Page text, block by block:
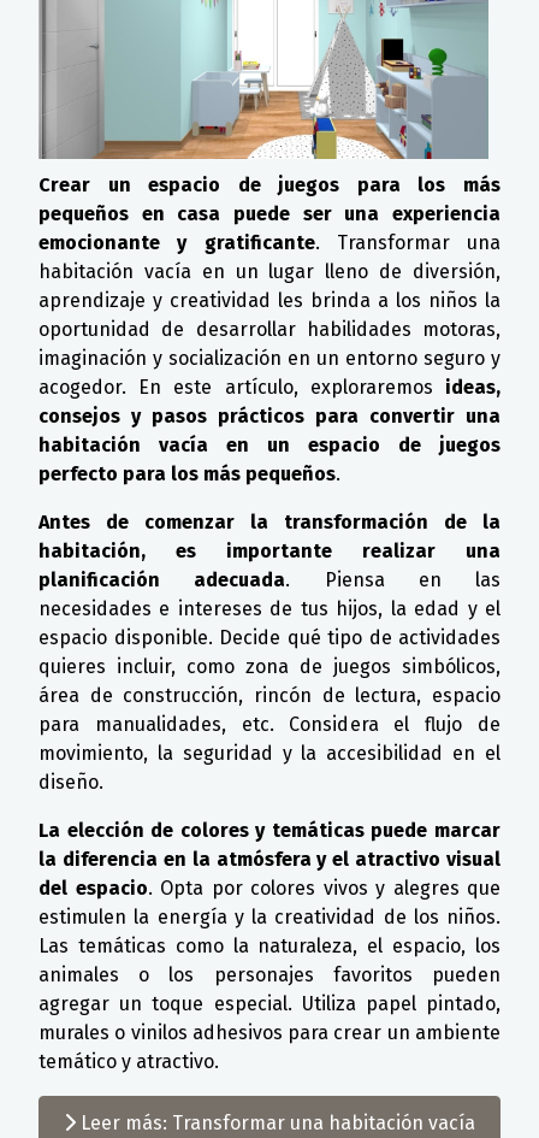
Crear un espacio de juegos para los más
pequeños en casa puede ser una experiencia
emocionante y gratificante. Transformar una
habitación vacía en un lugar lleno de diversión,
aprendizaje y creatividad les brinda a los niños la
oportunidad de desarrollar habilidades motoras,
imaginación y socialización en un entorno seguro y
acogedor. En este artículo, exploraremos ideas,
consejos y pasos prácticos para convertir una
habitación vacía en un espacio de juegos
perfecto para los más pequeños.
Antes de comenzar la transformación de la
habitación, es importante realizar una
planificación adecuada. Piensa en las
necesidades e intereses de tus hijos, la edad y el
espacio disponible. Decide qué tipo de actividades
quieres incluir, como zona de juegos simbólicos,
área de construcción, rincón de lectura, espacio
para manualidades, etc. Considera el flujo de
movimiento, la seguridad y la accesibilidad en el
diseño.
La elección de colores y temáticas puede marcar
la diferencia en la atmósfera y el atractivo visual
del espacio. Opta por colores vivos y alegres que
estimulen la energía y la creatividad de los niños.
Las temáticas como la naturaleza, el espacio, los
animales o los personajes favoritos pueden
agregar un toque especial. Utiliza papel pintado,
murales o vinilos adhesivos para crear un ambiente
temático y atractivo.
Leer más: Transformar una habitación vacía